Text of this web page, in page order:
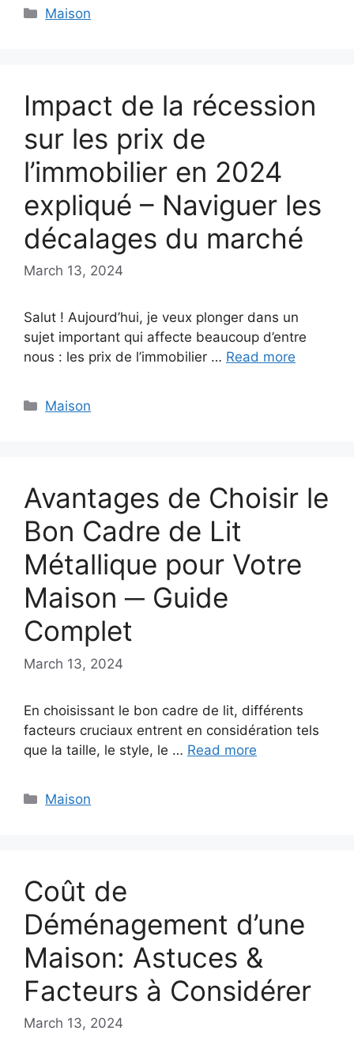
Categories
Maison
Impact de la récession
sur les prix de
l’immobilier en 2024
expliqué – Naviguer les
décalages du marché
March 13, 2024
Salut ! Aujourd’hui, je veux plonger dans un
sujet important qui affecte beaucoup d’entre
nous : les prix de l’immobilier … Read more
Categories
Maison
Avantages de Choisir le
Bon Cadre de Lit
Métallique pour Votre
Maison ─ Guide
Complet
March 13, 2024
En choisissant le bon cadre de lit, différents
facteurs cruciaux entrent en considération tels
que la taille, le style, le … Read more
Categories
Maison
Coût de
Déménagement d’une
Maison: Astuces &
Facteurs à Considérer
March 13, 2024